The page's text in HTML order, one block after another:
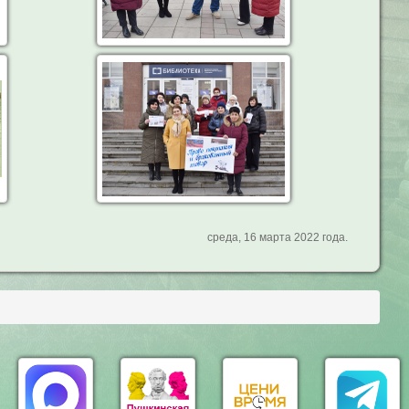
среда, 16 марта 2022 года.